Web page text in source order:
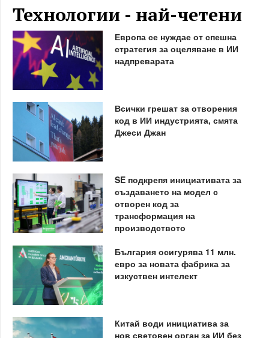
Технологии - най-четени
Европа се нуждае от спешна
стратегия за оцеляване в ИИ
надпреварата
Всички грешат за отворения
код в ИИ индустрията, смята
Джеси Джан
SE подкрепя инициативата за
създаването на модел с
отворен код за
трансформация на
производството
България осигурява 11 млн.
евро за новата фабрика за
изкуствен интелект
Китай води инициатива за
нов световен орган за ИИ без